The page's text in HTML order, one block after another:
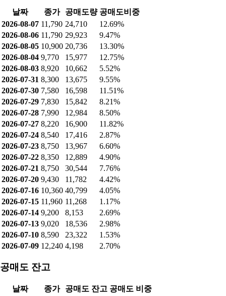
날짜 종가 공매도량 공매도비중
2026-08-07 11,790 24,710
12.69%
2026-08-06 11,790 29,923
9.47%
2026-08-05 10,900 20,736
13.30%
2026-08-04 9,770 15,977
12.75%
2026-08-03 8,920 10,662
5.52%
2026-07-31 8,300 13,675
9.55%
2026-07-30 7,580 16,598
11.51%
2026-07-29 7,830 15,842
8.21%
2026-07-28 7,990 12,984
8.50%
2026-07-27 8,220 16,900
11.82%
2026-07-24 8,540 17,416
2.87%
2026-07-23 8,750 13,967
6.60%
2026-07-22 8,350 12,889
4.90%
2026-07-21 8,750 30,544
7.76%
2026-07-20 9,430 11,782
4.42%
2026-07-16 10,360 40,799
4.05%
2026-07-15 11,960 11,268
1.17%
2026-07-14 9,200 8,153
2.69%
2026-07-13 9,020 18,536
2.98%
2026-07-10 8,590 23,322
1.53%
2026-07-09 12,240 4,198 2.70%
공매도 잔고
날짜 종가 공매도 잔고 공매도 비중